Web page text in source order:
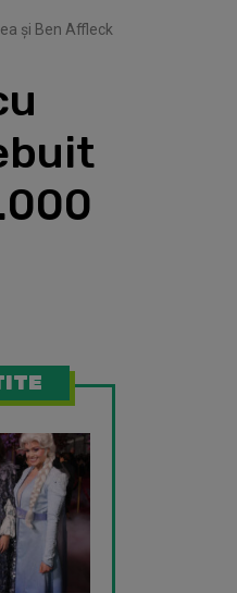
și Ben Affleck